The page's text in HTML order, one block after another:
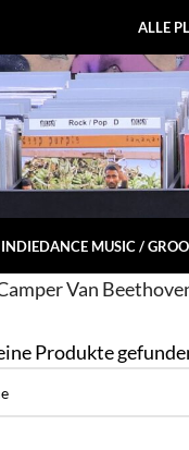
ALLE
DANCE MUSIC /
Van
Produkte